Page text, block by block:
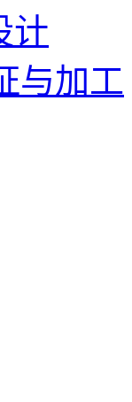
计
与加工